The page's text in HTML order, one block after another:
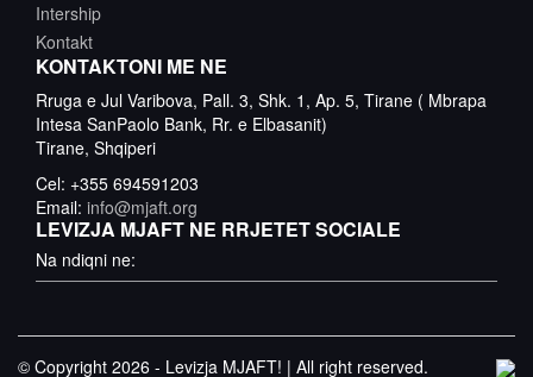
Intership
Kontakt
KONTAKTONI ME NE
Rruga e Jul Varibova, Pall. 3, Shk. 1, Ap. 5, Tirane ( Mbrapa
Intesa SanPaolo Bank, Rr. e Elbasanit)
Tirane, Shqiperi
Cel: +355 694591203
Email: info@mjaft.org
LEVIZJA MJAFT NE RRJETET SOCIALE
Na ndiqni ne:
© Copyright 2026 - Levizja MJAFT! | All right reserved.